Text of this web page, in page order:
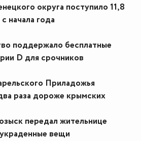
округа поступило 11,8
начала года
поддержало бесплатные
D для срочников
Приладожья
раза дороже крымских
передал жительнице
вещи